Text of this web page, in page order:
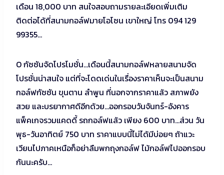
เดือน 18,000 บาท สนใจสอบถามรายละเอียดเพิ่มเติม
ติดต่อได้ที่สนามกอล์ฟมายโอโซน เขาใหญ่ โทร 094 129
99355…
O กัซซันจัดโปรโมชั่น…เดือนนี้สนามกอล์ฟหลายสนามจัด
โปรชั่นน่าสนใจ แต่ที่จะโดดเด่นในเรื่องราคาเห็นจะเป็นสนาม
กอล์ฟกัซซัน ขุนตาน ลำพูน ที่นอกจากราคาแล้ว สภาพยัง
สวย และบรยากาศดีอีกด้วย…ออกรอบวันจันทร์-อังคาร
แพ็คเกจรวมแคดดี้ รถกอล์ฟแล้ว เพียง 600 บาท…ส่วน วัน
พุธ-วันอาทิตย์ 750 บาท ราคาแบบนี้ไม่ได้มีบ่อยๆ ถ้าแวะ
เวียนไปภาคเหนือก็อย่าลืมพกถุงกอล์ฟ ไม้กอล์ฟไปออกรอบ
กันนะครับ…